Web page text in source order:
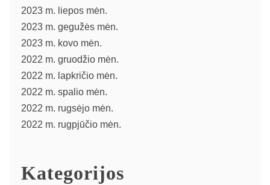
2023 m. liepos mėn.
2023 m. gegužės mėn.
2023 m. kovo mėn.
2022 m. gruodžio mėn.
2022 m. lapkričio mėn.
2022 m. spalio mėn.
2022 m. rugsėjo mėn.
2022 m. rugpjūčio mėn.
Kategorijos